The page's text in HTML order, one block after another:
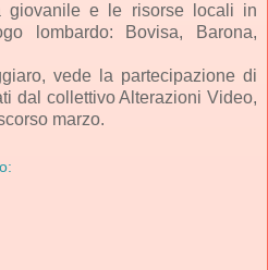
giovanile e le risorse locali in
lombardo: Bovisa, Barona,
vede la partecipazione di
dal collettivo Alterazioni Video,
marzo.